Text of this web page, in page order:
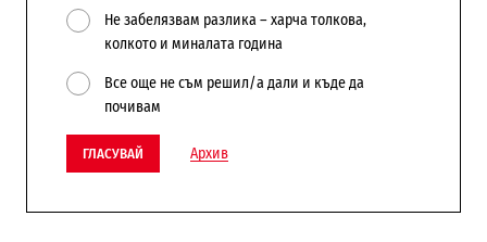
Не забелязвам разлика – харча толкова,
колкото и миналата година
Все още не съм решил/а дали и къде да
почивам
ГЛАСУВАЙ Архив